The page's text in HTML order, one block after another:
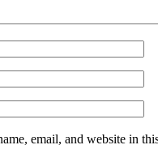
email, and website in